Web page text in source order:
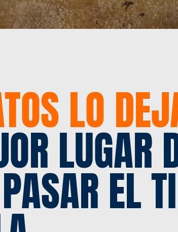
LO
LUGAR
EL